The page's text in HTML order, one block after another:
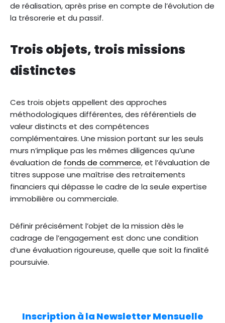
de réalisation, après prise en compte de l’évolution de
la trésorerie et du passif.
Trois objets, trois missions
distinctes
Ces trois objets appellent des approches
méthodologiques différentes, des référentiels de
valeur distincts et des compétences
complémentaires. Une mission portant sur les seuls
murs n’implique pas les mêmes diligences qu’une
évaluation de fonds de commerce, et l’évaluation de
titres suppose une maîtrise des retraitements
financiers qui dépasse le cadre de la seule expertise
immobilière ou commerciale.
Définir précisément l’objet de la mission dès le
cadrage de l’engagement est donc une condition
d’une évaluation rigoureuse, quelle que soit la finalité
poursuivie.
Inscription à la Newsletter Mensuelle